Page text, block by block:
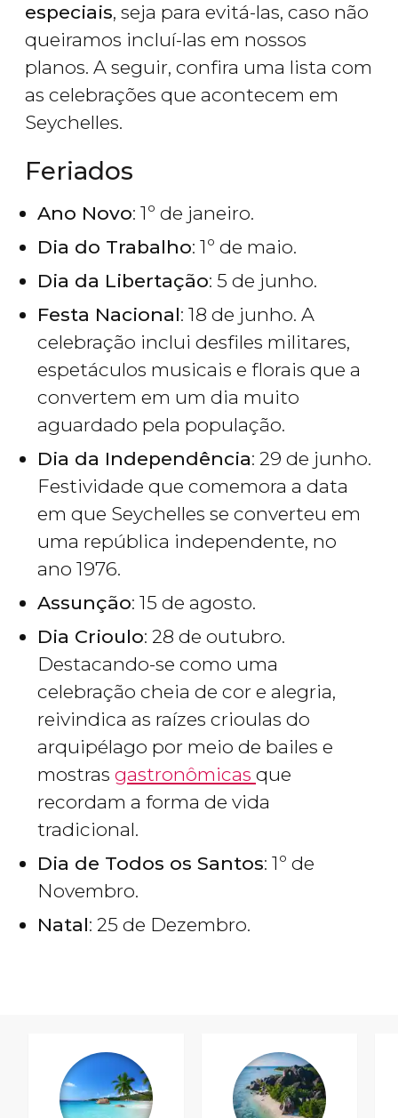
especiais, seja para evitá-las, caso não
queiramos incluí-las em nossos
planos. A seguir, confira uma lista com
as celebrações que acontecem em
Seychelles.
Feriados
Ano Novo: 1º de janeiro.
Dia do Trabalho: 1º de maio.
Dia da Libertação: 5 de junho.
Festa Nacional: 18 de junho. A
celebração inclui desfiles militares,
espetáculos musicais e florais que a
convertem em um dia muito
aguardado pela população.
Dia da Independência: 29 de junho.
Festividade que comemora a data
em que Seychelles se converteu em
uma república independente, no
ano 1976.
Assunção: 15 de agosto.
Dia Crioulo: 28 de outubro.
Destacando-se como uma
celebração cheia de cor e alegria,
reivindica as raízes crioulas do
arquipélago por meio de bailes e
mostras gastronômicas que
recordam a forma de vida
tradicional.
Dia de Todos os Santos: 1º de
Novembro.
Natal: 25 de Dezembro.